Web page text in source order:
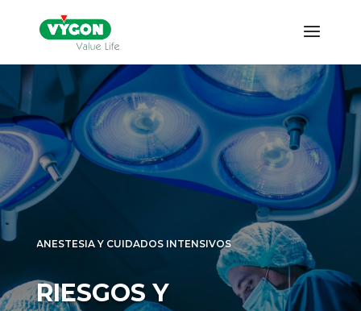
ANESTESIA Y CUIDADOS INTENSIVOS
RIESGOS Y